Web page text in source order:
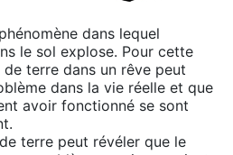
dans lequel
le sol explose. Pour cette
terre dans un rêve peut
dans la vie réelle et que
avoir fonctionné se sont
terre peut révéler que le